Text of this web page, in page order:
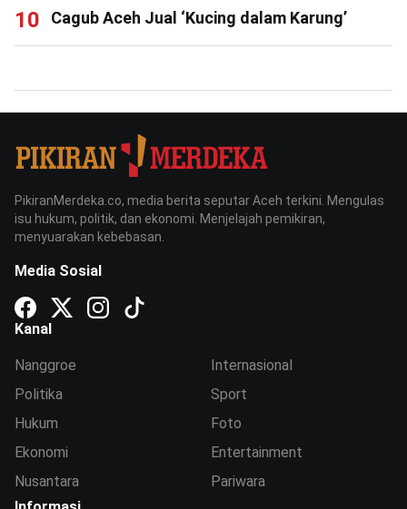
Cagub Aceh Jual ‘Kucing dalam Karung’
PikiranMerdeka.co, media berita seputar Aceh terkini. Mengulas
isu hukum, politik, dan ekonomi. Menjelajah pemikiran,
menyuarakan kebebasan.
Media Sosial
Kanal
Nanggroe
Politika
Hukum
Ekonomi
Nusantara
Internasional
Sport
Foto
Entertainment
Pariwara